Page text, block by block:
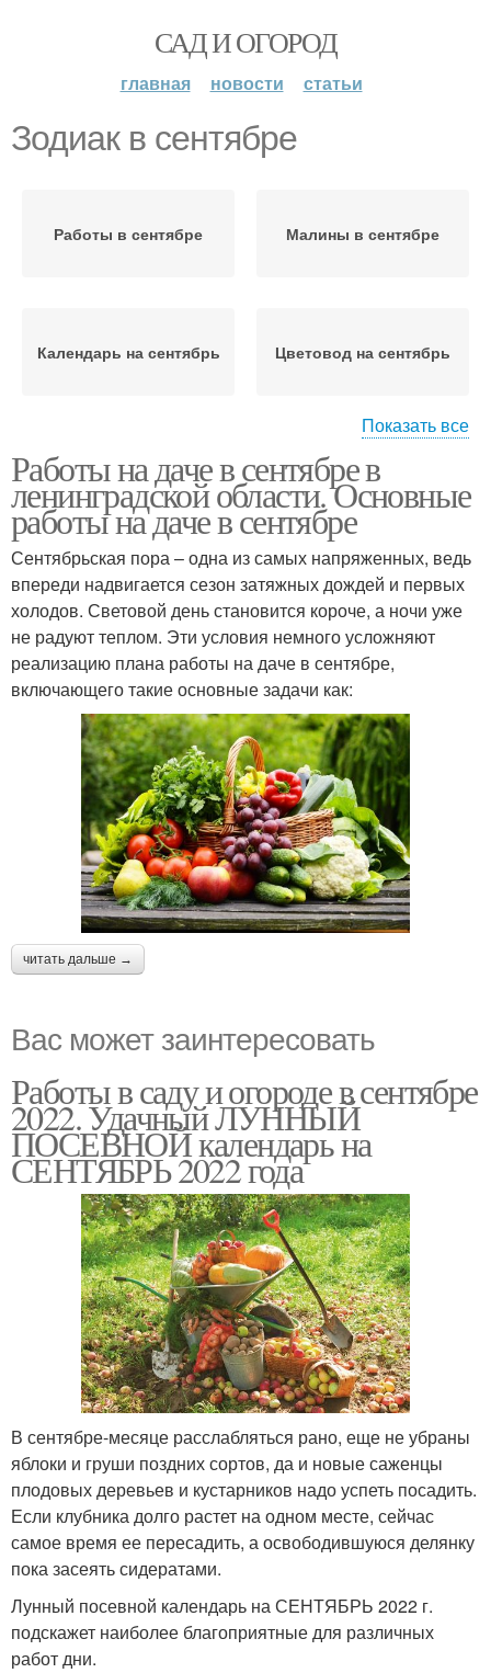
САД И ОГОРОД
главная новости статьи
Зодиак в сентябре
Работы в сентябре Малины в сентябре
Календарь на сентябрь Цветовод на сентябрь
Овощи в сентябре
Показать все
Работы на даче в сентябре в
ленинградской области. Основные
работы на даче в сентябре
Сентябрьская пора – одна из самых напряженных, ведь
впереди надвигается сезон затяжных дождей и первых
холодов. Световой день становится короче, а ночи уже
не радуют теплом. Эти условия немного усложняют
реализацию плана работы на даче в сентябре,
включающего такие основные задачи как:
читать дальше →
Вас может заинтересовать
Работы в саду и огороде в сентябре
2022. Удачный ЛУННЫЙ
ПОСЕВНОЙ календарь на
СЕНТЯБРЬ 2022 года
В сентябре-месяце расслабляться рано, еще не убраны
яблоки и груши поздних сортов, да и новые саженцы
плодовых деревьев и кустарников надо успеть посадить.
Если клубника долго растет на одном месте, сейчас
самое время ее пересадить, а освободившуюся делянку
пока засеять сидератами.
Лунный посевной календарь на СЕНТЯБРЬ 2022 г.
подскажет наиболее благоприятные для различных
работ дни.